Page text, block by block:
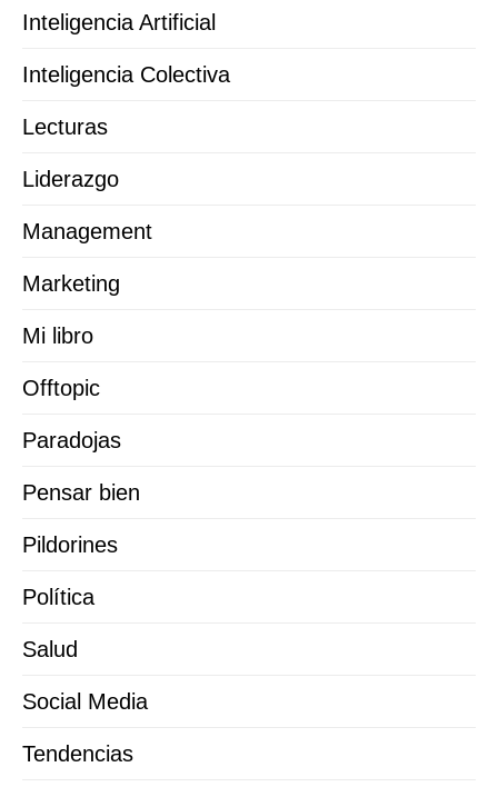
Inteligencia Artificial
Inteligencia Colectiva
Lecturas
Liderazgo
Management
Marketing
Mi libro
Offtopic
Paradojas
Pensar bien
Pildorines
Política
Salud
Social Media
Tendencias